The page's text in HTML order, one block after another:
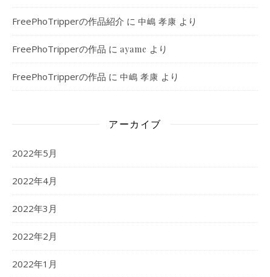
FreePhoTripperの作品紹介 に 中嶋 孝康 より
FreePhoTripperの作品 に ayame より
FreePhoTripperの作品 に 中嶋 孝康 より
アーカイブ
2022年5月
2022年4月
2022年3月
2022年2月
2022年1月